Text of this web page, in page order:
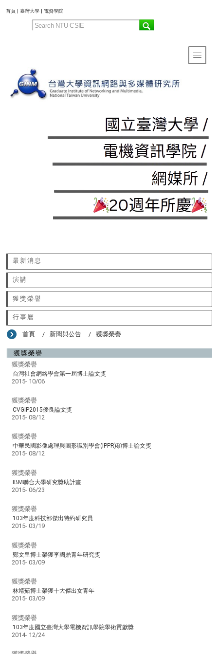
首頁 | 臺灣大學 | 電資學院
最新消息
演講
獲獎榮譽
行事曆
首頁 新聞與公告 獲獎榮譽
獲獎榮譽
獲獎榮譽
台灣社會網絡學會第一屆博士論文獎
2015- 10/06
獲獎榮譽
CVGIP2015優良論文獎
2015- 08/12
獲獎榮譽
中華民國影像處理與圖形識別學會(IPPR)碩博士論文獎
2015- 08/12
獲獎榮譽
IBM聯合大學研究獎助計畫
2015- 06/23
獲獎榮譽
103年度科技部傑出特約研究員
2015- 03/19
獲獎榮譽
鄭文皇博士榮獲李國鼎青年研究獎
2015- 03/09
獲獎榮譽
林靖茹博士榮獲十大傑出女青年
2015- 03/09
獲獎榮譽
103年度國立臺灣大學電機資訊學院學術貢獻獎
2014- 12/24